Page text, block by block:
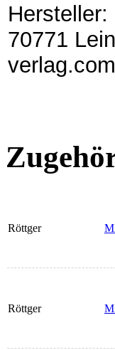
70771
verlag.com
Röttger
Röttger